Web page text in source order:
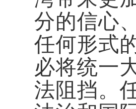
分的信心
任何形式
必将统一
法阻挡。